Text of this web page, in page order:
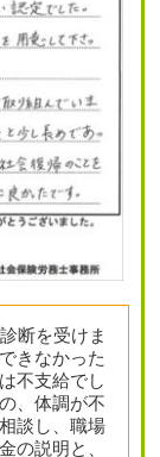
断を受けま
きなかった
不支給でし
、体調が不
談し、職場
の説明と、